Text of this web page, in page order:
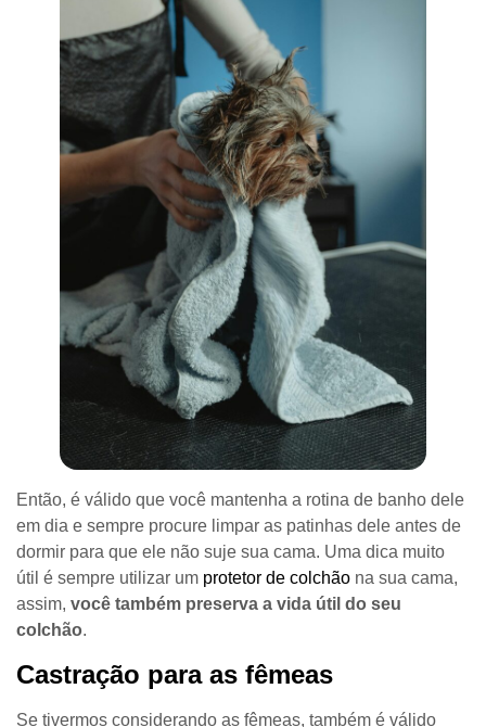
Então, é válido que você mantenha a rotina de banho dele
em dia e sempre procure limpar as patinhas dele antes de
dormir para que ele não suje sua cama. Uma dica muito
útil é sempre utilizar um protetor de colchão na sua cama,
assim, você também preserva a vida útil do seu
colchão.
Castração para as fêmeas
Se tivermos considerando as fêmeas, também é válido